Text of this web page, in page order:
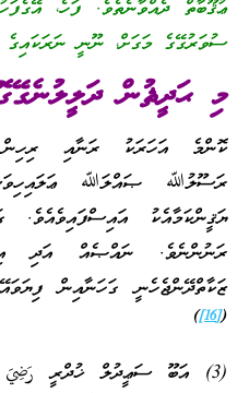
ޢުޤޫބާތް ދެއްވާނެތެވެ. ފަހެ،
ސުވަރުގޭގެ މަގަށް، ނޫނީ
މި ޙަދީޘުން
ކޮންމެ އަހަރަކު ރަނާއި ރިހިން
ރަސޫލުﷲ ޞައްލަﷲ
ޔަޤީންކަމާއެކު
ރަނުންނެވެ. ނައްޞެއް އަދި
ޒަކާތްދޭންޖެހެނީ ގަހަނާއިން
(
[16]
)
(3) އަބޫ ސަޢީދުލް ޚުދްރީ رَضِيَ